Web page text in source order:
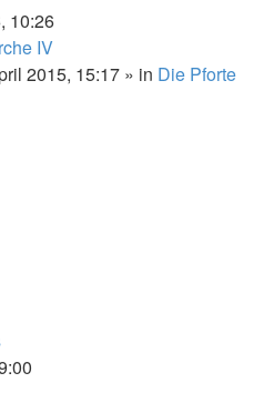
10:26
IV
2015, 15:17 » in Die Pforte